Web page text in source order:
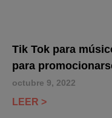
Tik Tok para
para
octubre 9, 2022
LEER >